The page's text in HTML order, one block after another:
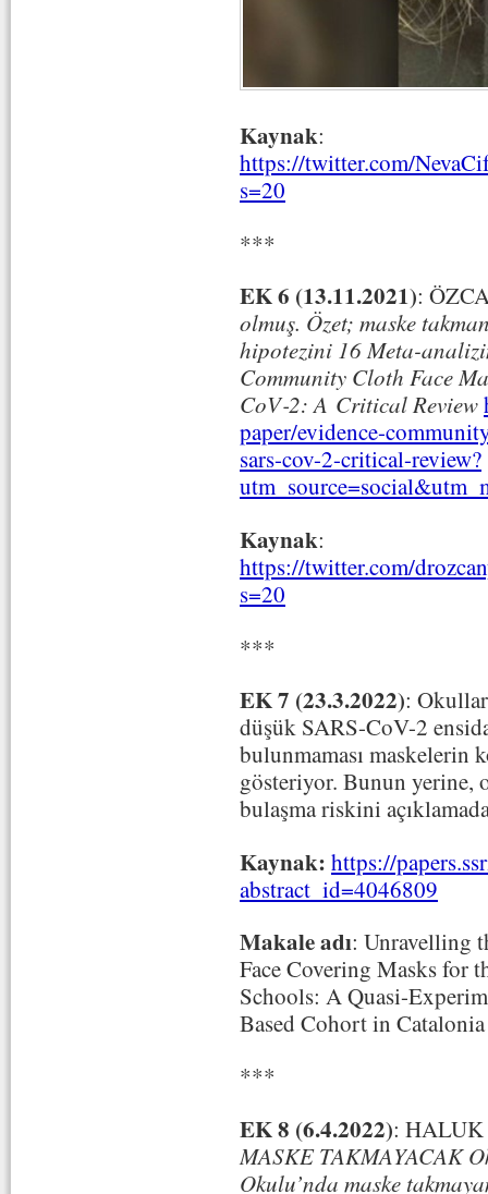
Kaynak:
https://twitter.com/
s=20
***
EK 6 (13.11.2021):
olmuş. Özet; maske
hipotezini 16 Meta-
Community Cloth Face
CoV‑2: A Critical Review
paper/evidence-
sars-cov-2-critical-review?
Kaynak:
https://twitter.com/
s=20
***
EK 7 (23.3.2022):
düşük SARS-CoV-2
bulunmaması maskelerin
gösteriyor. Bunun yerine,
bulaşma riskini
Kaynak: https://
abstract_id=4046809
Makale adı: Unravelling
Face Covering Masks for
Schools: A Quasi-
Based Cohort in
***
EK 8 (6.4.2022):
MASKE TAKMAYACAK
Okulu’nda maske